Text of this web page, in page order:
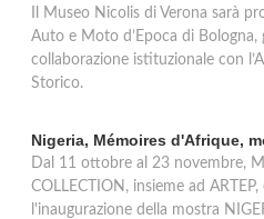
Il Museo Nicolis di Verona sarà
Auto e Moto d’Epoca di Bologna,
collaborazione istituzionale con
Storico.
Nigeria, Mémoires d'Afrique,
Dal 11 ottobre al 23 novembre,
COLLECTION, insieme ad
l'inaugurazione della mostra